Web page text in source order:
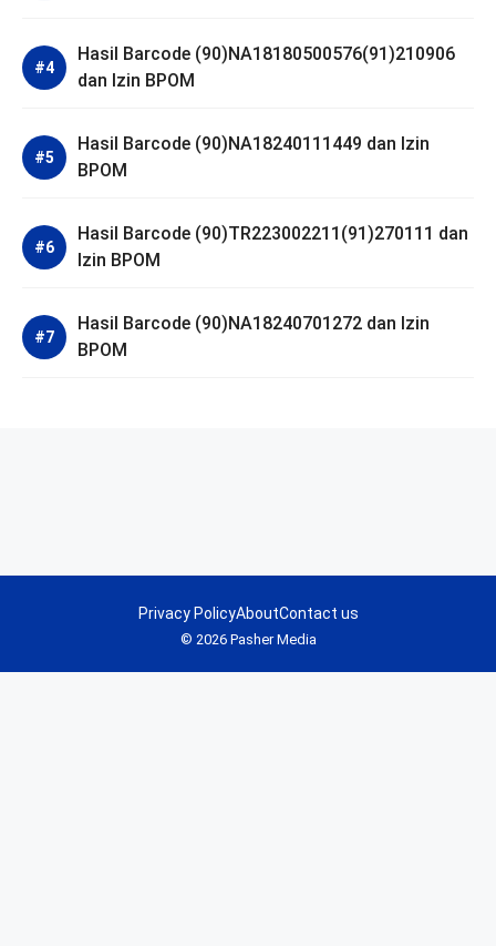
Hasil Barcode (90)NA18180500576(91)210906
dan Izin BPOM
Hasil Barcode (90)NA18240111449 dan Izin
BPOM
Hasil Barcode (90)TR223002211(91)270111 dan
Izin BPOM
Hasil Barcode (90)NA18240701272 dan Izin
BPOM
© 2026 Pasher Media
Privacy PolicyAboutContact us